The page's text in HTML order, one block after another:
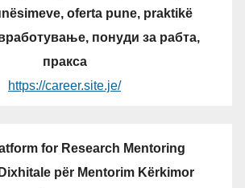
oferta pune, praktikë
понуди за рабта,
пракса
https://career.site.je/
for Research Mentoring
për Mentorim Kërkimor